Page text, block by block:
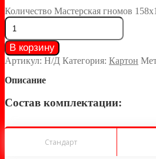
Количество Мастерская гномов
В корзину
Артикул: Н/Д Категория: Картон
Описание
Состав комплектации:
Стандарт